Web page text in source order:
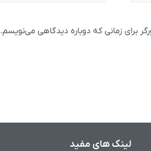
برای زمانی که دوباره دیدگاهی می‌نویسم.
لینک های مفید